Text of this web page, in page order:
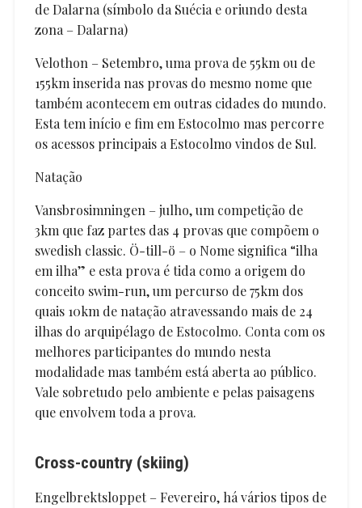
de Dalarna (símbolo da Suécia e oriundo desta
zona – Dalarna)
Velothon – Setembro, uma prova de 55km ou de
155km inserida nas provas do mesmo nome que
também acontecem em outras cidades do mundo.
Esta tem início e fim em Estocolmo mas percorre
os acessos principais a Estocolmo vindos de Sul.
Natação
Vansbrosimningen – julho, um competição de
3km que faz partes das 4 provas que compõem o
swedish classic. Ö-till-ö – o Nome significa “ilha
em ilha” e esta prova é tida como a origem do
conceito swim-run, um percurso de 75km dos
quais 10km de natação atravessando mais de 24
ilhas do arquipélago de Estocolmo. Conta com os
melhores participantes do mundo nesta
modalidade mas também está aberta ao público.
Vale sobretudo pelo ambiente e pelas paisagens
que envolvem toda a prova.
Cross-country (skiing)
Engelbrektsloppet – Fevereiro, há vários tipos de